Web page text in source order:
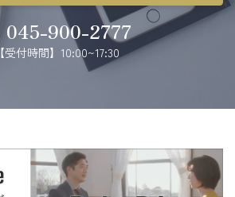
045-900-2777
【受付時間】10:00~17:30